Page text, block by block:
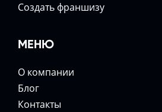
Создать франшизу
МЕНЮ
О компании
Блог
Контакты